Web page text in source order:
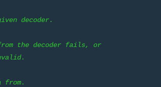
decoder.
the decoder fails, or
from.